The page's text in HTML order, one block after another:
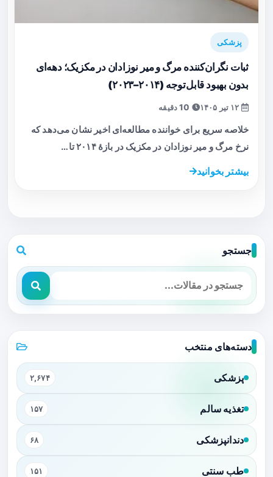
پزشکی
ثبات نگران‌کننده مرگ و میر نوزادان در مکزیک؛ دهه‌ای
بدون بهبود قابل‌توجه (۲۰۱۴–۲۰۲۳)
خلاصه سریع برای خواننده مطالعه‌ای اخیر نشان می‌دهد که
نرخ مرگ و میر نوزادان در مکزیک در بازهٔ ۲۰۱۴ تا…
بیشتر بخوانید
جستجو
دسته‌های منتخب
پزشکی ۲,۶۷۴
تغذیه سالم ۱۵۷
دندانپزشکی ۶۸
طب سنتی ۱۵۱